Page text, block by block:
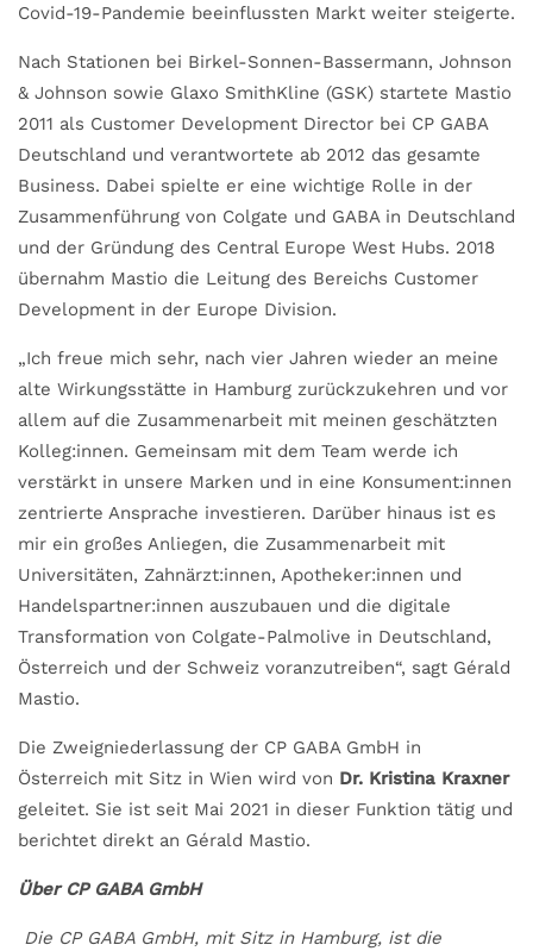
Covid-19-Pandemie beeinflussten Markt weiter steigerte.
Nach Stationen bei Birkel-Sonnen-Bassermann, Johnson
& Johnson sowie Glaxo SmithKline (GSK) startete Mastio
2011 als Customer Development Director bei CP GABA
Deutschland und verantwortete ab 2012 das gesamte
Business. Dabei spielte er eine wichtige Rolle in der
Zusammenführung von Colgate und GABA in Deutschland
und der Gründung des Central Europe West Hubs. 2018
übernahm Mastio die Leitung des Bereichs Customer
Development in der Europe Division.
„Ich freue mich sehr, nach vier Jahren wieder an meine
alte Wirkungsstätte in Hamburg zurückzukehren und vor
allem auf die Zusammenarbeit mit meinen geschätzten
Kolleg:innen. Gemeinsam mit dem Team werde ich
verstärkt in unsere Marken und in eine Konsument:innen
zentrierte Ansprache investieren. Darüber hinaus ist es
mir ein großes Anliegen, die Zusammenarbeit mit
Universitäten, Zahnärzt:innen, Apotheker:innen und
Handelspartner:innen auszubauen und die digitale
Transformation von Colgate-Palmolive in Deutschland,
Österreich und der Schweiz voranzutreiben“, sagt Gérald
Mastio.
Die Zweigniederlassung der CP GABA GmbH in
Österreich mit Sitz in Wien wird von Dr. Kristina Kraxner
geleitet. Sie ist seit Mai 2021 in dieser Funktion tätig und
berichtet direkt an Gérald Mastio.
Über CP GABA GmbH
Die CP GABA GmbH, mit Sitz in Hamburg, ist die